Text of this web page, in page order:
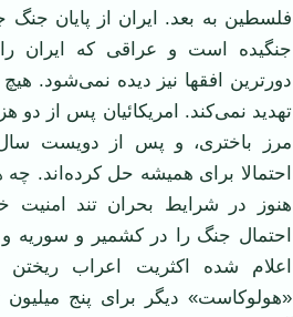
فلسطين به بعد. ايران از پايان جنگ
جنگيده است و عراقی که ايران را
دورترين افقها نيز ديده نمی‌شود.
تهديد نمی‌کند. امريکائيان پس از
مرز باختری، و پس از دويست سال
احتمالا برای هميشه حل کرده‌اند.
هنوز در شرايط بحران تند
احتمال جنگ را در کشمير و سوريه
اعلام شده اکثريت اعراب
«هولوکاست» ديگر برای پنج